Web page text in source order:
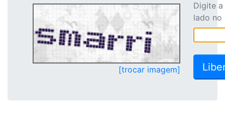
[trocar imagem]
Digite
lado no